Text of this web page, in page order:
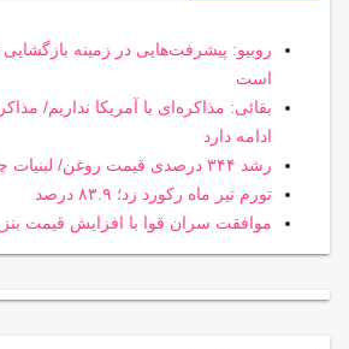
روبیو: پیشرفت‌هایی در زمینه
است
بقائی: مذاکره‌ای با آمریکا نداریم/
ادامه دارد
رشد ۳۴۴ درصدی قیمت روغن/ لبنیات چقدر گران شد؟
تورم تیر ماه رکورد زد؛ ۸۳.۹ درصد
موافقت سران قوا با افزایش قیمت